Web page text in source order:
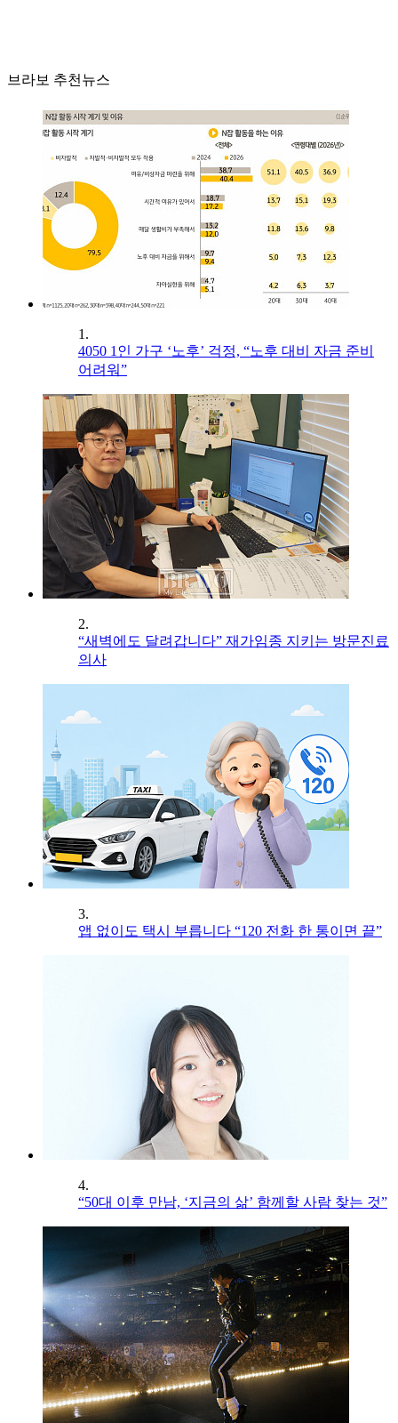
브라보 추천뉴스
1.
4050 1인 가구 ‘노후’ 걱정, “노후 대비 자금 준비
어려워”
2.
“새벽에도 달려갑니다” 재가임종 지키는 방문진료
의사
3.
앱 없이도 택시 부릅니다 “120 전화 한 통이면 끝”
4.
“50대 이후 만남, ‘지금의 삶’ 함께할 사람 찾는 것”